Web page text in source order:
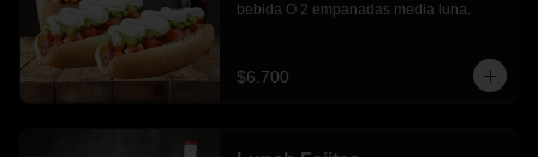
bebida O 2 empanadas media luna.
$6.700